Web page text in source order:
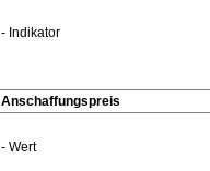
- Indikator
Anschaffungspreis
- Wert